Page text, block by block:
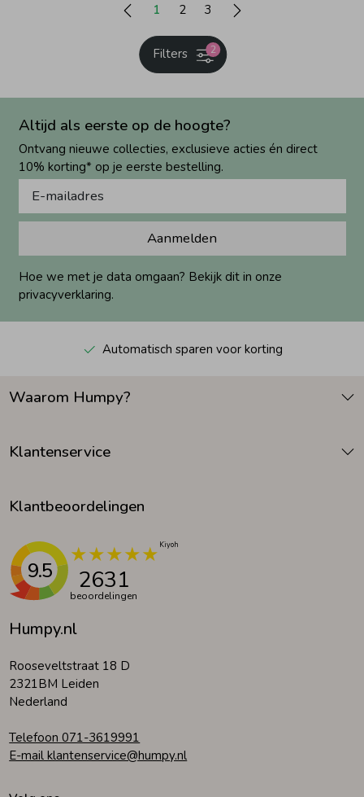
1 2 3
2
Filters
Altijd als eerste op de hoogte?
Ontvang nieuwe collecties, exclusieve acties én direct
10% korting* op je eerste bestelling.
Aanmelden
Hoe we met je data omgaan? Bekijk dit in onze
privacyverklaring.
Automatisch sparen voor korting
Humpy.nl
Rooseveltstraat 18 D
2321BM Leiden
Nederland
Telefoon 071-3619991
E-mail klantenservice@humpy.nl
Waarom Humpy?
Klantenservice
Klantbeoordelingen
9.5 2631
beoordelingen